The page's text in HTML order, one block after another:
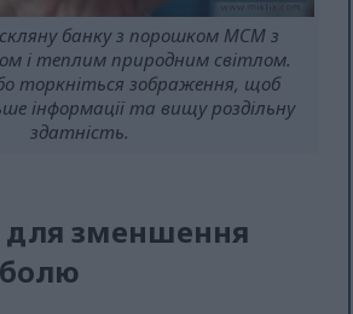
банку з порошком МСМ з
і теплим природним світлом.
торкніться зображення, щоб
інформації та вищу роздільну
здатність.
для зменшення